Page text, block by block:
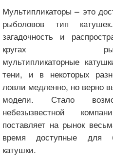
Мультипликаторы – это
рыболовов тип
загадочность и
кругах
мультипликаторные
тени, и в некоторых
ловли медленно, но верно
модели. Стало
небезызвестной
поставляет на рынок
время доступные для
катушки.